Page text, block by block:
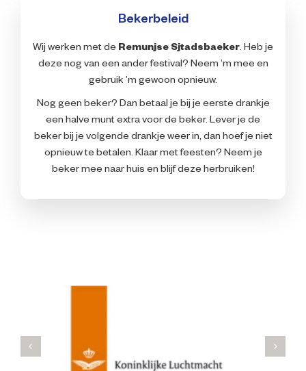
Bekerbeleid
Wij werken met de Remunjse Sjtadsbaeker. Heb je
deze nog van een ander festival? Neem ’m mee en
gebruik ’m gewoon opnieuw.
Nog geen beker? Dan betaal je bij je eerste drankje
een halve munt extra voor de beker. Lever je de
beker bij je volgende drankje weer in, dan hoef je niet
opnieuw te betalen. Klaar met feesten? Neem je
beker mee naar huis en blijf deze herbruiken!